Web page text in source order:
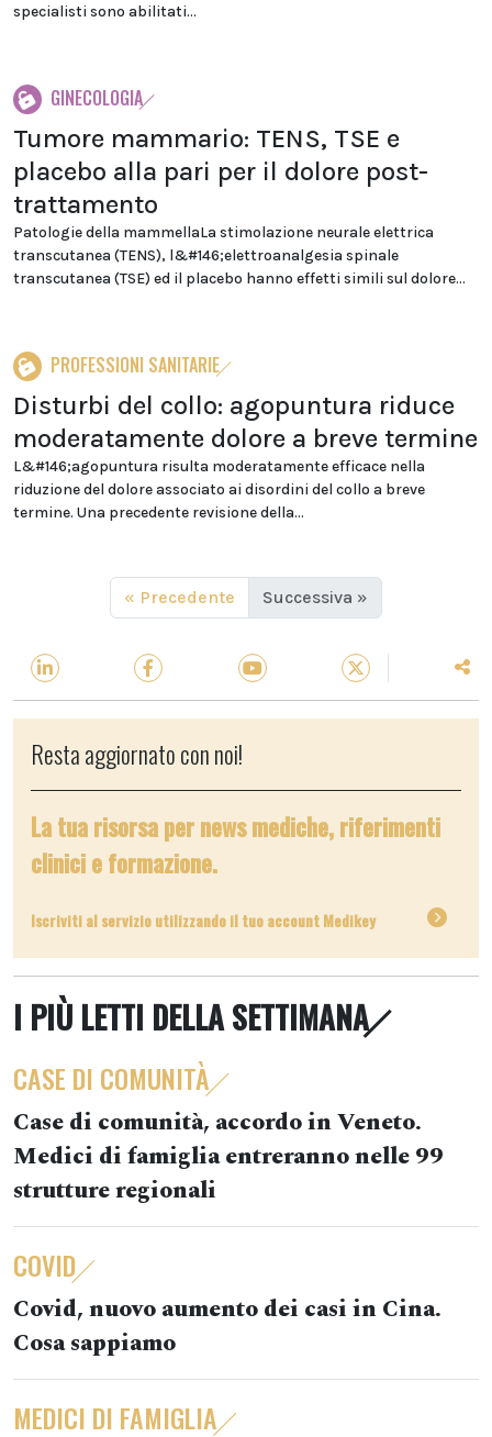
specialisti sono abilitati...
GINECOLOGIA
Tumore mammario: TENS, TSE e
placebo alla pari per il dolore post-
trattamento
Patologie della mammellaLa stimolazione neurale elettrica
transcutanea (TENS), l&#146;elettroanalgesia spinale
transcutanea (TSE) ed il placebo hanno effetti simili sul dolore...
PROFESSIONI SANITARIE
Disturbi del collo: agopuntura riduce
moderatamente dolore a breve termine
L&#146;agopuntura risulta moderatamente efficace nella
riduzione del dolore associato ai disordini del collo a breve
termine. Una precedente revisione della...
« Precedente Successiva »
Resta aggiornato con noi!
La tua risorsa per news mediche, riferimenti
clinici e formazione.
Iscriviti al servizio utilizzando il tuo account Medikey
I PIÙ LETTI DELLA SETTIMANA
CASE DI COMUNITÀ
Case di comunità, accordo in Veneto.
Medici di famiglia entreranno nelle 99
strutture regionali
COVID
Covid, nuovo aumento dei casi in Cina.
Cosa sappiamo
MEDICI DI FAMIGLIA